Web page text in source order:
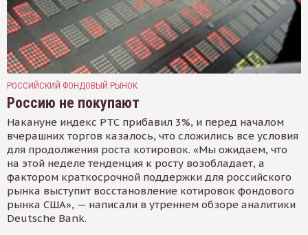
РОССИЙСКИЙ ФОНДОВЫЙ РЫНОК
Россию не покупают
Накануне индекс РТС прибавил 3%, и перед началом
вчерашних торгов казалось, что сложились все условия
для продолжения роста котировок. «Мы ожидаем, что
на этой неделе тенденция к росту возобладает, а
фактором краткосрочной поддержки для российского
рынка выступит восстановление котировок фондового
рынка США», — написали в утреннем обзоре аналитики
Deutsche Bank.